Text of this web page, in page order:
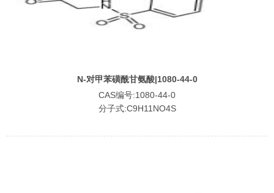
N-对甲苯磺酰甘氨酸|1080-44-0
CAS编号:1080-44-0
分子式:C9H11NO4S